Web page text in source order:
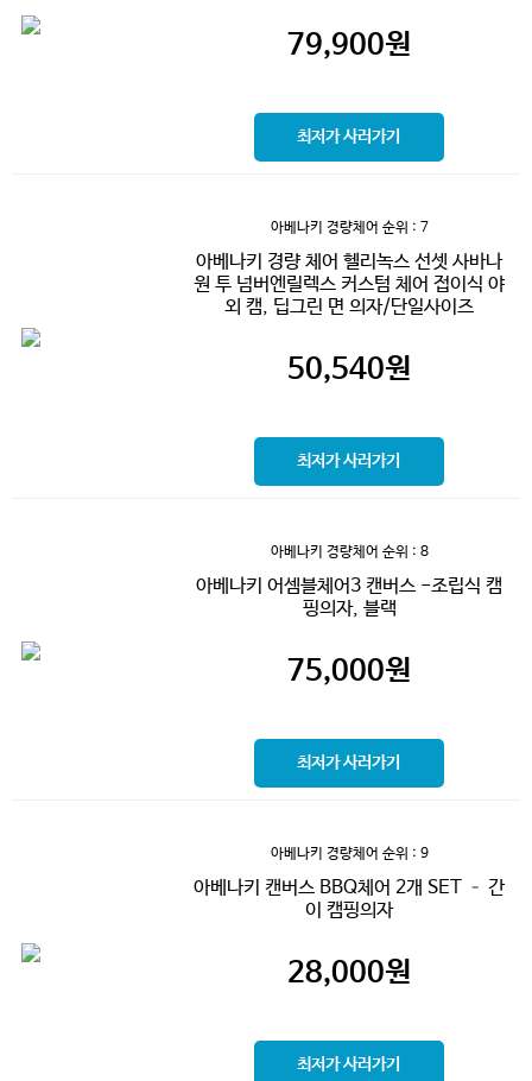
79,900원
최저가 사러가기
아베나키 경량체어 순위 : 7
아베나키 경량 체어 헬리녹스 선셋 사바나
원 투 넘버엔릴렉스 커스텀 체어 접이식 야
외 캠, 딥그린 면 의자/단일사이즈
50,540원
최저가 사러가기
아베나키 경량체어 순위 : 8
아베나키 어셈블체어3 캔버스 -조립식 캠
핑의자, 블랙
75,000원
최저가 사러가기
아베나키 경량체어 순위 : 9
아베나키 캔버스 BBQ체어 2개 SET – 간
이 캠핑의자
28,000원
최저가 사러가기